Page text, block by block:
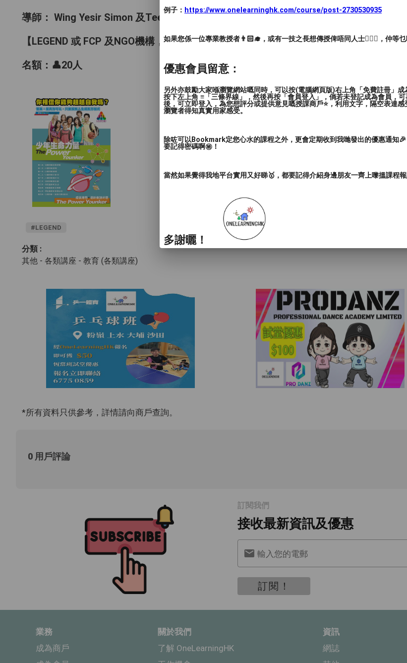
導師： Wing Yesir Simon 及Teenage Coach
【LEGEND 或 FCP 及NGO機構，GP學生 $4,800】
名額：👤20人
#LEGEND
分類 :
其他 - 各類講座 - 教育 (各類講座)
*所有資料只供參考，詳情請向商戶查詢。
0 用戶評論
訂閱我們
接收最新資訊及優惠
輸入您的電郵
訂閱！
業務
成為商戶
關於我們
了解 OneLearningHK
資訊
網誌
例子： https://www.onelearninghk.com/course/post-2730530935
如果您係一位專業教授者👨🏻‍🎓，或有一技之長想傳授俾唔同人士🙋🏻‍♂️，仲等
優惠會員留意：
另外亦鼓勵大家喺瀏覽網站嘅同時，可以按(電腦網頁版)右上角「免費註冊」
按下左上角 ≡「三條界線」，然後再按「會員登入」，倘若未登記成為會員，
後，可立即登入，為您想評分或提供意見嘅授課商戶⭐️，利用文字，隔空表達
瀏覽者得知真實用家感受。
除咗可以Bookmark定您心水的課程之外，更會定期收到我哋發出的優惠通知
要記得密碼啊㊙️！
當然如果覺得我地平台實用又好睇🥇，都要記得介紹身邊朋友一齊上嚟搵課程報
多謝曬！